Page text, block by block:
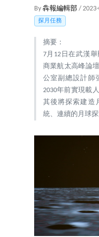
By 犇報編輯部 /
探月任務
摘要：
7月12日在武漢
商業航太高峰論
公室副總設計師
2030年前實現載
其後將探索建造
統、連續的月球